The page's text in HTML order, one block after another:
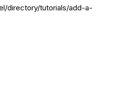
directory/tutorials/add-a-